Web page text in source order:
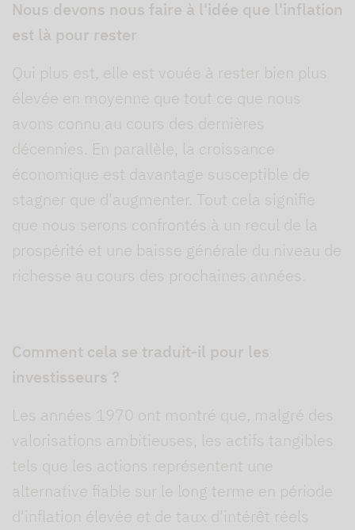
Nous devons nous faire à l'idée que l'inflation
est là pour rester
Qui plus est, elle est vouée à rester bien plus
élevée en moyenne que tout ce que nous
avons connu au cours des dernières
décennies. En parallèle, la croissance
économique est davantage susceptible de
stagner que d'augmenter. Tout cela signifie
que nous serons confrontés à un recul de la
prospérité et une baisse générale du niveau de
richesse au cours des prochaines années.
Comment cela se traduit-il pour les
investisseurs ?
Les années 1970 ont montré que, malgré des
valorisations ambitieuses, les actifs tangibles
tels que les actions représentent une
alternative fiable sur le long terme en période
d'inflation élevée et de taux d'intérêt réels